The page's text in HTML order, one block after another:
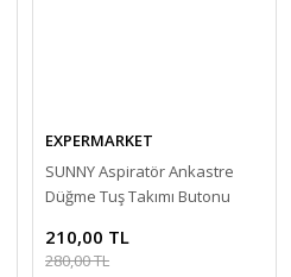
EXPERMARKET
SUNNY Aspiratör Ankastre
Düğme Tuş Takımı Butonu
210,00 TL
280,00 TL